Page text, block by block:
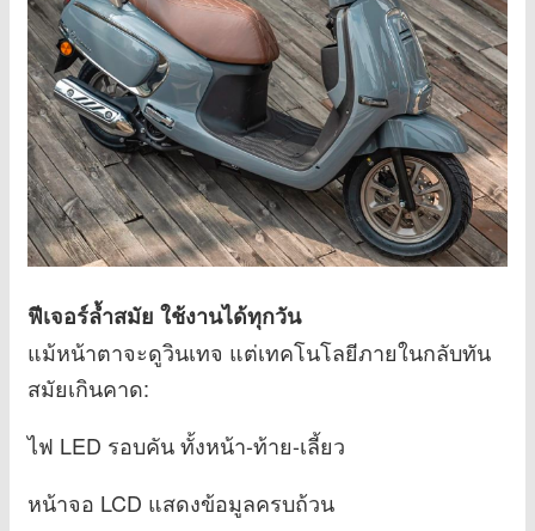
ฟีเจอร์ล้ำสมัย ใช้งานได้ทุกวัน
แม้หน้าตาจะดูวินเทจ แต่เทคโนโลยีภายในกลับทัน
สมัยเกินคาด:
ไฟ LED รอบคัน ทั้งหน้า-ท้าย-เลี้ยว
หน้าจอ LCD แสดงข้อมูลครบถ้วน